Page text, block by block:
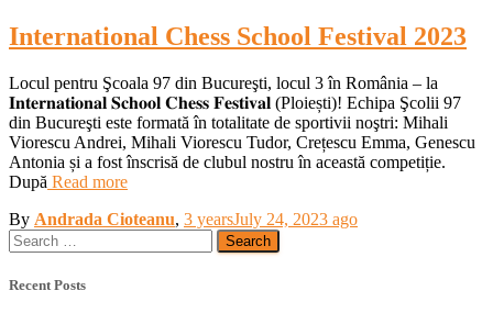
International Chess School Festival 2023
Locul pentru Şcoala 97 din Bucureşti, locul 3 în România – la
𝐈𝐧𝐭𝐞𝐫𝐧𝐚𝐭𝐢𝐨𝐧𝐚𝐥 𝐒𝐜𝐡𝐨𝐨𝐥 𝐂𝐡𝐞𝐬𝐬 𝐅𝐞𝐬𝐭𝐢𝐯𝐚𝐥 (Ploiești)! Echipa Şcolii 97
din Bucureşti este formată în totalitate de sportivii noştri: Mihali
Viorescu Andrei, Mihali Viorescu Tudor, Crețescu Emma, Genescu
Antonia și a fost înscrisă de clubul nostru în această competiție.
După Read more
By Andrada Cioteanu, 3 yearsJuly 24, 2023 ago
Search
for:
Recent Posts